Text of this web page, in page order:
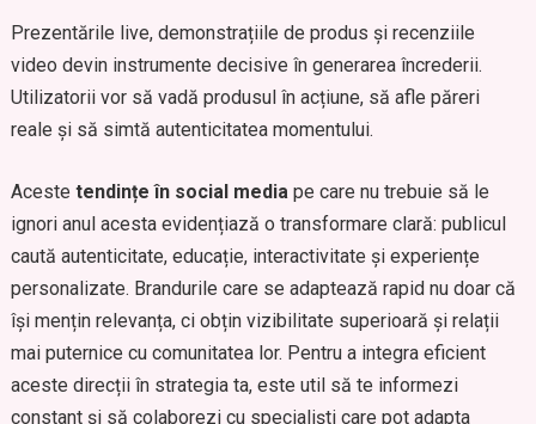
Prezentările live, demonstrațiile de produs și recenziile
video devin instrumente decisive în generarea încrederii.
Utilizatorii vor să vadă produsul în acțiune, să afle păreri
reale și să simtă autenticitatea momentului.
Aceste tendințe în social mediape care nu trebuie să le
ignori anul acesta evidențiază o transformare clară: publicul
caută autenticitate, educație, interactivitate și experiențe
personalizate. Brandurile care se adaptează rapid nu doar că
își mențin relevanța, ci obțin vizibilitate superioară și relații
mai puternice cu comunitatea lor. Pentru a integra eficient
aceste direcții în strategia ta, este util să te informezi
constant și să colaborezi cu specialiști care pot adapta